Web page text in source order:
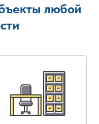
любой